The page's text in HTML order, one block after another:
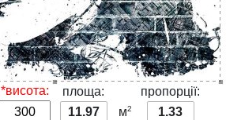
*висота:
площа:
11.97
м2
пропорції:
1.33